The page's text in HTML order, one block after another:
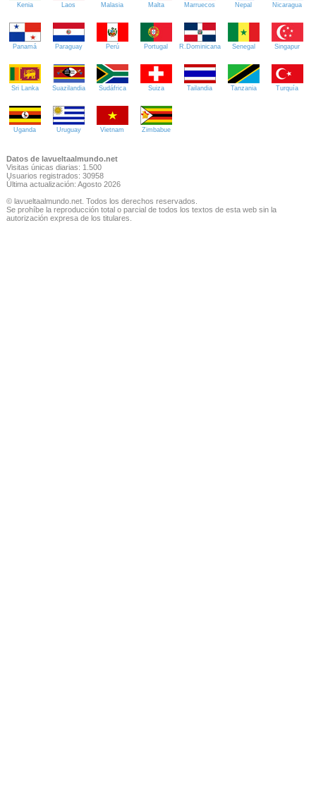
Kenia Laos Malasia Malta Marruecos Nepal Nicaragua
Panamá Paraguay Perú Portugal R.Dominicana Senegal Singapur
Sri Lanka Suazilandia Sudáfrica Suiza Tailandia Tanzania Turquía
Uganda Uruguay Vietnam Zimbabue
Datos de lavueltaalmundo.net
Visitas únicas diarias: 1.500
Usuarios registrados: 30958
Última actualización: Agosto 2026
© lavueltaalmundo.net. Todos los derechos reservados.
Se prohíbe la reproducción total o parcial de todos los textos de esta web sin la
autorización expresa de los titulares.